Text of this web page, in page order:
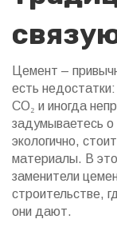
Цемент –
есть
CO₂ и иногда
задумываетесь о
экологично,
материалы. В
заменители
строительстве,
они дают.